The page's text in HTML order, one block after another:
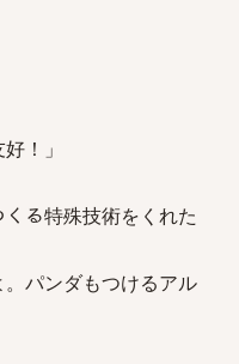
！」
る特殊技術をくれた
パンダもつけるアル